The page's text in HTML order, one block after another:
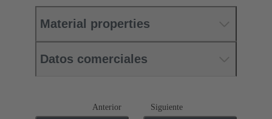
Material properties
Datos comerciales
Anterior Siguiente